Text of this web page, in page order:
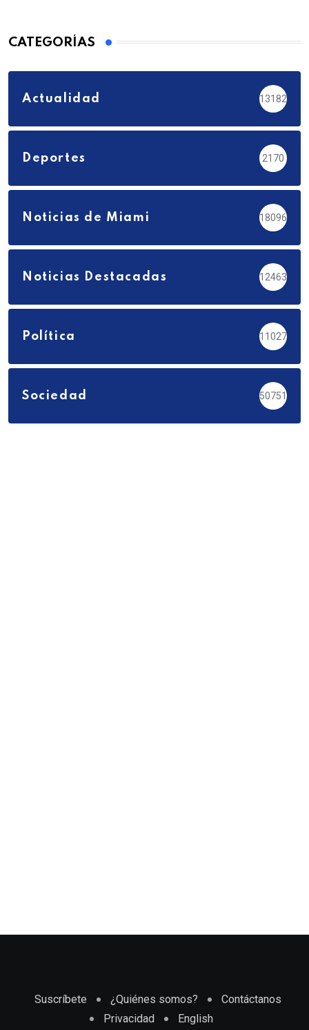
CATEGORÍAS
Actualidad 13182
Deportes 2170
Noticias de Miami 18096
Noticias Destacadas 12463
Política 11027
Sociedad 50751
Suscríbete ¿Quiénes somos?
Contáctanos
Privacidad
English